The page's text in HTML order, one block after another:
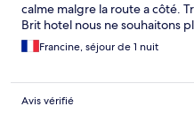
calme malgre la route a côté.
Brit hotel nous ne souhaitons
Francine, séjour de 1 nuit
Avis vérifié